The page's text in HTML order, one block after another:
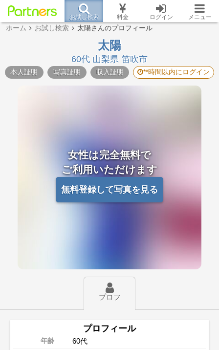
お試し検索 料金 ログイン メニュー
ホーム お試し検索 太陽さんのプロフィール
太陽
60代 山梨県 笛吹市
本人証明 写真証明 収入証明 **時間以内にログイン
女性は完全無料で
ご利用いただけます
無料登録して写真を見る
プロフ
プロフィール
年齢 60代